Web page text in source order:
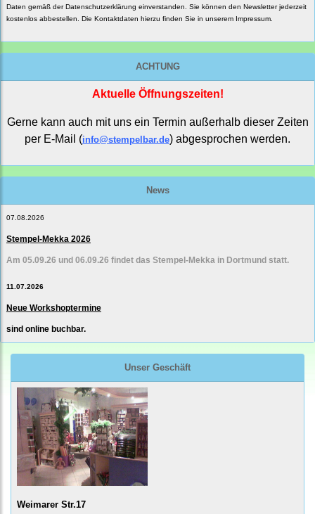
Daten gemäß der Datenschutzerklärung einverstanden. Sie können den Newsletter jederzeit
kostenlos abbestellen. Die Kontaktdaten hierzu finden Sie in unserem Impressum.
ACHTUNG
Aktuelle Öffnungszeiten!
Gerne kann auch mit uns ein Termin außerhalb dieser Zeiten
per E-Mail (info@stempelbar.de) abgesprochen werden.
News
07.08.2026
Stempel-Mekka 2026
Am 05.09.26 und 06.09.26 findet das Stempel-Mekka in Dortmund statt.
11.07.2026
Neue Workshoptermine
sind online buchbar.
Unser Geschäft
Weimarer Str.17